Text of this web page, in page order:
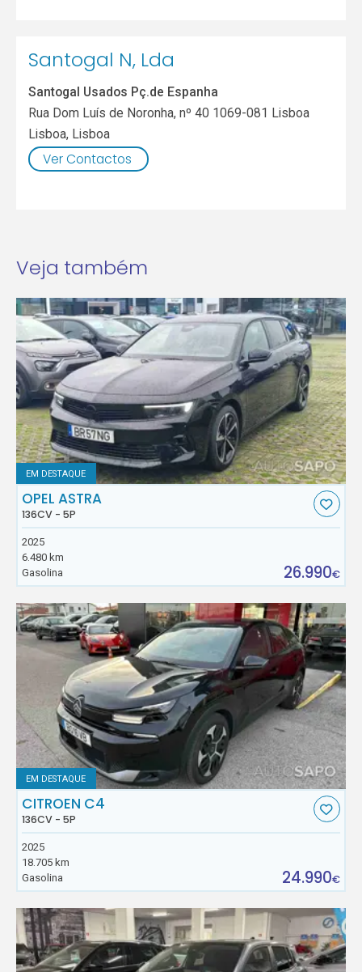
Santogal N, Lda
Santogal Usados Pç.de Espanha
Rua Dom Luís de Noronha, nº 40 1069-081 Lisboa
Lisboa, Lisboa
Ver Contactos
Veja também
EM DESTAQUE
OPEL ASTRA
136CV - 5P
2025
6.480 km
Gasolina
26.990€
EM DESTAQUE
CITROEN C4
136CV - 5P
2025
18.705 km
Gasolina
24.990€